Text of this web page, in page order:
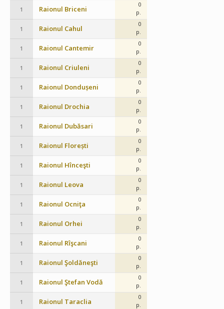
1 Raionul Briceni
0
p.
1 Raionul Cahul
0
p.
1 Raionul Cantemir
0
p.
1 Raionul Criuleni
0
p.
1 Raionul Dondușeni
0
p.
1 Raionul Drochia
0
p.
1 Raionul Dubăsari
0
p.
1 Raionul Florești
0
p.
1 Raionul Hînceşti
0
p.
1 Raionul Leova
0
p.
1 Raionul Ocniţa
0
p.
1 Raionul Orhei
0
p.
1 Raionul Rîşcani
0
p.
1 Raionul Şoldăneşti
0
p.
1 Raionul Ştefan Vodă
0
p.
1 Raionul Taraclia
0
p.